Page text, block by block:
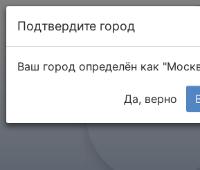
Подтвердите город
Ваш город определён как
Да, верно